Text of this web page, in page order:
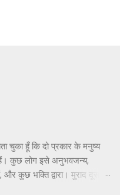
चुका हूँ कि दो प्रकार के मनुष्य
हैं। कुछ लोग इसे अनुभवजन्य,
कुछ भक्ति द्वारा। मुराद दूसरे